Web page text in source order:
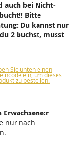
auch bei Nicht-
Bitte
Du kannst nur
2 buchst, musst
Sie unten einen
ein, um dieses
zu bestellen.
Erwachsene:r
nur nach